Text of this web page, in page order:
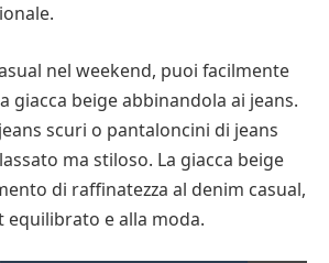
nel weekend, puoi facilmente
giacca beige abbinandola ai jeans.
scuri o pantaloncini di jeans
ma stiloso. La giacca beige
di raffinatezza al denim casual,
e alla moda.